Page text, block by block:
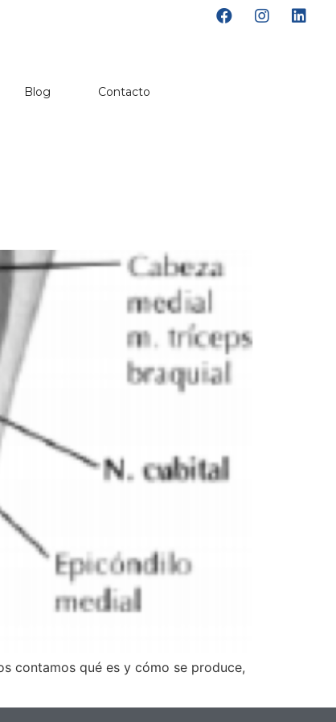
Blog Contacto
contamos qué es y cómo se produce,